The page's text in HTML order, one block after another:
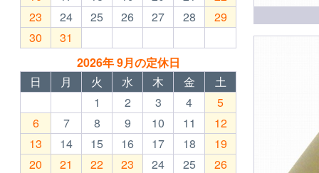
23
24 25 26 27 28
29
30
31
2026年 9月の定休日
日
月 火 水 木 金
土
1
2 3 4
5
6
7 8 9 10 11
12
13
14 15 16 17 18
19
20
21 22 23 24 25
26